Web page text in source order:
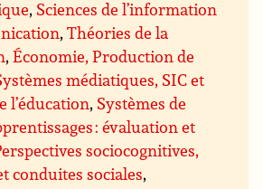
, Sciences de l’information
,Théories de la
,Économie, Production de
médiatiques, SIC et
l’éducation, Systèmes de
: évaluation et
sociocognitives,
conduites sociales,